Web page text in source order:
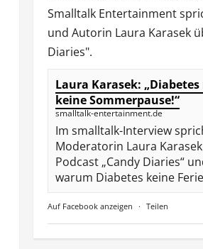
Smalltalk Entertainment
und Autorin Laura Karasek
Diaries".
Laura Karasek:
keine Sommerpause!“
smalltalk-entertainment.de
Im smalltalk-Interview
Moderatorin Laura
Podcast „Candy Diaries“
warum Diabetes keine
Auf Facebook anzeigen · Teilen